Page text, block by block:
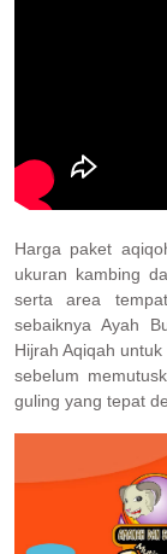
Harga paket
ukuran kambing
serta area
sebaiknya Ayah
Hijrah Aqiqah
sebelum
guling yang tepat